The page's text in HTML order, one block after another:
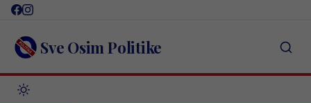
Skip
content Sve Osim Politike